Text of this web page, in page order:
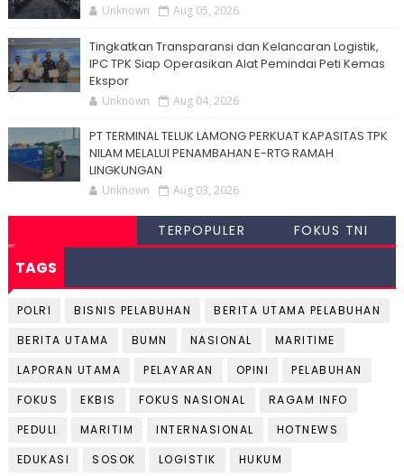
Unknown Aug 05, 2026
Tingkatkan Transparansi dan Kelancaran Logistik,
IPC TPK Siap Operasikan Alat Pemindai Peti Kemas
Ekspor
Unknown Aug 04, 2026
PT TERMINAL TELUK LAMONG PERKUAT KAPASITAS TPK
NILAM MELALUI PENAMBAHAN E-RTG RAMAH
LINGKUNGAN
Unknown Aug 03, 2026
TERPOPULER FOKUS TNI
TAGS
POLRI BISNIS PELABUHAN
BERITA UTAMA PELABUHAN
BERITA UTAMA
BUMN NASIONAL
MARITIME
LAPORAN UTAMA
PELAYARAN OPINI
PELABUHAN
FOKUS
EKBIS FOKUS NASIONAL
RAGAM INFO
PEDULI
MARITIM INTERNASIONAL
HOTNEWS
EDUKASI
SOSOK LOGISTIK
HUKUM